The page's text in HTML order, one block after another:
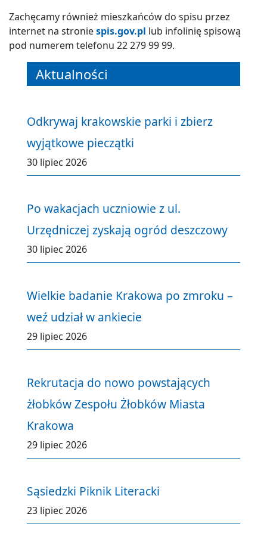
Zachęcamy również mieszkańców do spisu przez
internet na stroniespis.gov.pl lub infolinię spisową
pod numerem telefonu 22 279 99 99.
Aktualności
Odkrywaj krakowskie parki i zbierz
wyjątkowe pieczątki
30 lipiec 2026
Po wakacjach uczniowie z ul.
Urzędniczej zyskają ogród deszczowy
30 lipiec 2026
Wielkie badanie Krakowa po zmroku –
weź udział w ankiecie
29 lipiec 2026
Rekrutacja do nowo powstających
żłobków Zespołu Żłobków Miasta
Krakowa
29 lipiec 2026
Sąsiedzki Piknik Literacki
23 lipiec 2026